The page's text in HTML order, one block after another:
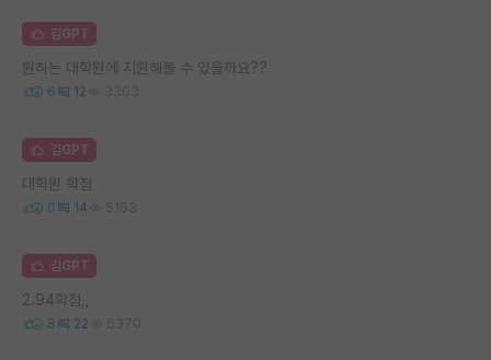
김GPT
원하는 대학원에 지원해볼 수 있을까요??
6 12 3303
김GPT
대학원 학점
0 14 5183
김GPT
2.94학점,,
8 22 6370